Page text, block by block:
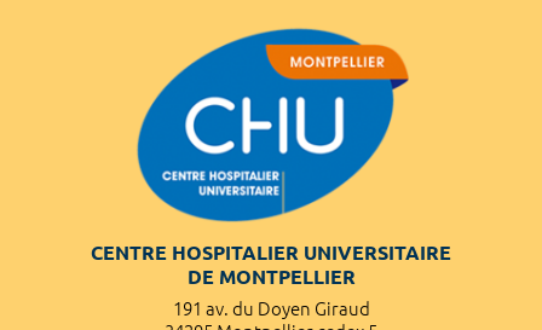
CENTRE HOSPITALIER UNIVERSITAIRE
DE MONTPELLIER
191 av. du Doyen Giraud